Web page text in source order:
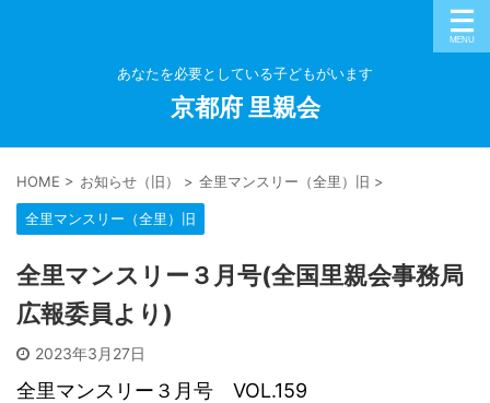
あなたを必要としている子どもがいます
京都府 里親会
HOME > お知らせ（旧） > 全里マンスリー（全里）旧 >
全里マンスリー（全里）旧
全里マンスリー３月号(全国里親会事務局
広報委員より)
2023年3月27日
全里マンスリー３月号 VOL.159